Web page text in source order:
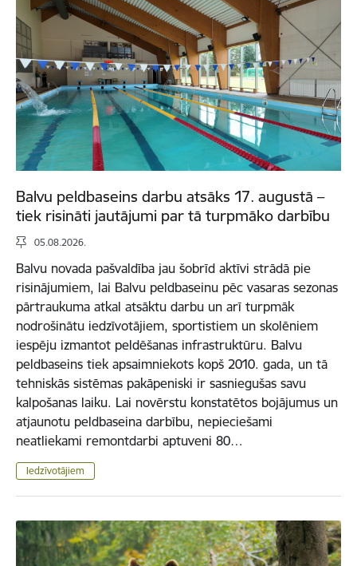
Balvu peldbaseins darbu atsāks 17. augustā –
tiek risināti jautājumi par tā turpmāko darbību
05.08.2026.
Balvu novada pašvaldība jau šobrīd aktīvi strādā pie
risinājumiem, lai Balvu peldbaseinu pēc vasaras sezonas
pārtraukuma atkal atsāktu darbu un arī turpmāk
nodrošinātu iedzīvotājiem, sportistiem un skolēniem
iespēju izmantot peldēšanas infrastruktūru. Balvu
peldbaseins tiek apsaimniekots kopš 2010. gada, un tā
tehniskās sistēmas pakāpeniski ir sasniegušas savu
kalpošanas laiku. Lai novērstu konstatētos bojājumus un
atjaunotu peldbaseina darbību, nepieciešami
neatliekami remontdarbi aptuveni 80…
Iedzīvotājiem